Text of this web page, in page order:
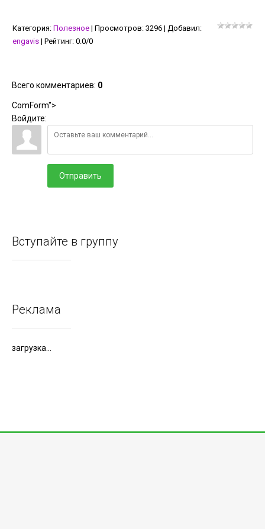
Категория: Полезное | Просмотров: 3296 | Добавил:
engavis | Рейтинг: 0.0/0
Всего комментариев: 0
ComForm">
Войдите:
Отправить
Вступайте в группу
Реклама
загрузка...